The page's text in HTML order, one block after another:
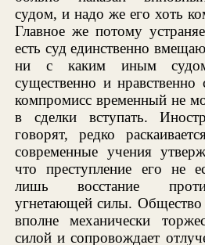
судом, и надо же его хоть
Главное же потому
есть суд единственно
ни с каким иным судом
существенно и нравственно
компромисс временный не
в сделки вступать.
говорят, редко
современные учения
что преступление его не
лишь восстание
угнетающей силы. Общество
вполне механически
силой и сопровождает